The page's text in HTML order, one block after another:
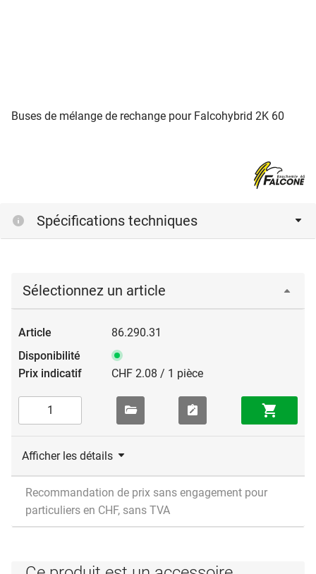
Buses de mélange de rechange pour Falcohybrid 2K 60
Spécifications techniques
Sélectionnez un article
86.290.31
CHF 2.08 / 1 pièce
Afficher les détails
Recommandation de prix sans engagement pour
particuliers en CHF, sans TVA